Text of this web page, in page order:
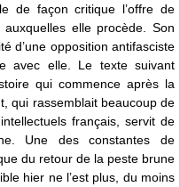
de façon critique l’offre de
elle procède. Son
d’une opposition antifasciste
avec elle. Le texte suivant
qui commence après la
qui rassemblait beaucoup de
français, servit de
Une des constantes de
du retour de la peste brune
hier ne l’est plus, du moins